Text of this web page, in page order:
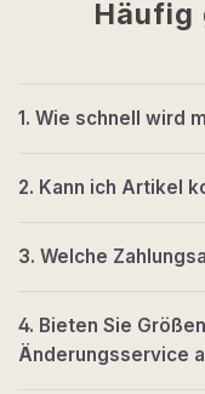
Häufig
1. Wie schnell wird
2. Kann ich Artikel
3. Welche
4. Bieten Sie
Änderungsservice